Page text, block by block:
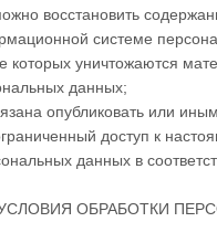
восстановить
системе
которых уничтожаются
данных;
опубликовать или
доступ к
данных в
ОБРАБОТКИ